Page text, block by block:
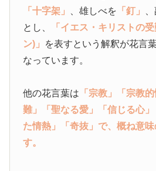
「十字架」
、雄しべを 「釘」
とし、
「イエス・キリストの
ン)」 を表すという解釈が花言
なっています。
他の花言葉は 「宗教」 「宗教
難」
「聖なる愛」 「信じる心」
た情熱」
「奇抜」 で、概ね意
す。